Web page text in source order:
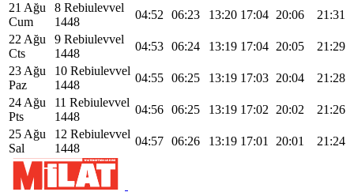
21 Ağu
Cum
8 Rebiulevvel
1448
04:52 06:23 13:20 17:04 20:06
21:31
22 Ağu
Cts
9 Rebiulevvel
1448
04:53 06:24 13:19 17:04 20:05
21:29
23 Ağu
Paz
10 Rebiulevvel
1448
04:55 06:25 13:19 17:03 20:04
21:28
24 Ağu
Pts
11 Rebiulevvel
1448
04:56 06:25 13:19 17:02 20:02
21:26
25 Ağu
Sal
12 Rebiulevvel
1448
04:57 06:26 13:19 17:01 20:01 21:24